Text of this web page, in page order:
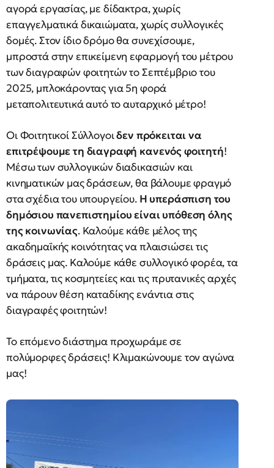
αγορά εργασίας, με δίδακτρα, χωρίς
επαγγελματικά δικαιώματα, χωρίς συλλογικές
δομές. Στον ίδιο δρόμο θα συνεχίσουμε,
μπροστά στην επικείμενη εφαρμογή του μέτρου
των διαγραφών φοιτητών το Σεπτέμβριο του
2025, μπλοκάροντας για 5η φορά
μεταπολιτευτικά αυτό το αυταρχικό μέτρο!
Οι Φοιτητικοί Σύλλογοιδεν πρόκειται να
επιτρέψουμε τη διαγραφή κανενός φοιτητή!
Μέσω των συλλογικών διαδικασιών και
κινηματικών μας δράσεων, θα βάλουμε φραγμό
στα σχέδια του υπουργείου. Η υπεράσπιση του
δημόσιου πανεπιστημίου είναι υπόθεση όλης
της κοινωνίας. Καλούμε κάθε μέλος της
ακαδημαϊκής κοινότητας να πλαισιώσει τις
δράσεις μας. Καλούμε κάθε συλλογικό φορέα, τα
τμήματα, τις κοσμητείες και τις πρυτανικές αρχές
να πάρουν θέση καταδίκης ενάντια στις
διαγραφές φοιτητών!
Το επόμενο διάστημα προχωράμε σε
πολύμορφες δράσεις! Κλιμακώνουμε τον αγώνα
μας!